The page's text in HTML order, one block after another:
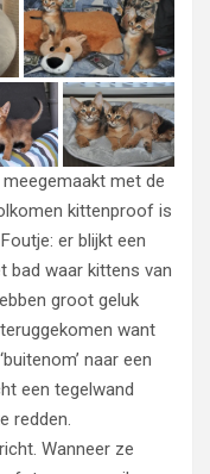
met de
kittenproof is
er blijkt een
bad waar kittens van
groot geluk
want
naar een
een tegelwand
redden.
Wanneer ze